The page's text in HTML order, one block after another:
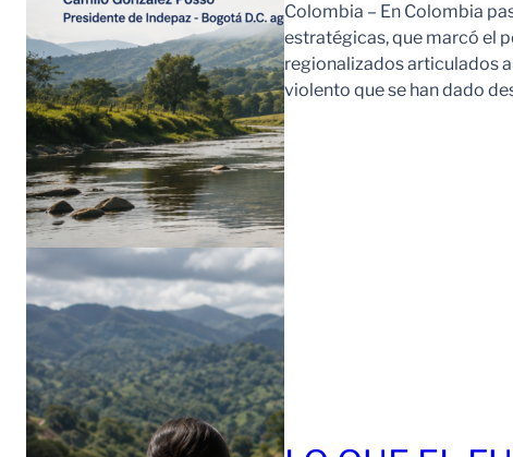
Colombia – En Colombia
estratégicas, que marcó el
regionalizados articulados
violento que se han dado